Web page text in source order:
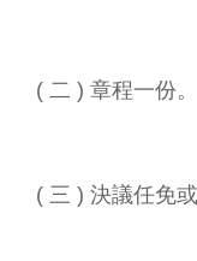
( 二 ) 章程一份。
( 三 ) 決議任免